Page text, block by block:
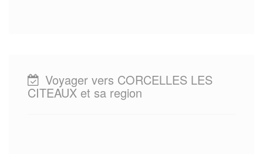
Voyager vers CORCELLES LES
CITEAUX et sa region